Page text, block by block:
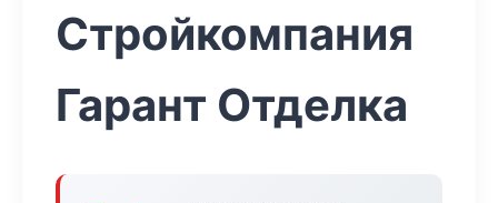
Стройкомпания
Гарант Отделка